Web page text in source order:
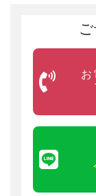
カウンセリング
よのひ整骨院
ためにカウンセ
ぜひこの時に
お